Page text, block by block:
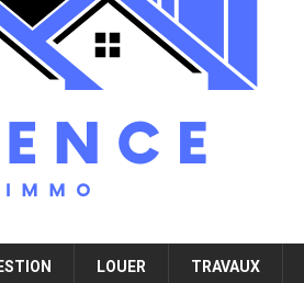
LOUER TRAVAUX